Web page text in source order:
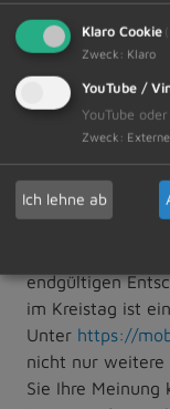
aufgebracht
Für uns als
bedeuten.
gemeindlichen
finanziellen
erhalten, wie er
Die Beteiligung
endgültigen
im Kreistag ist
Unter https://
nicht nur weitere
Sie Ihre Meinung
Klaro Cookie
Zweck : Klaro
YouTube /
YouTube
Zweck :
Ich lehne ab